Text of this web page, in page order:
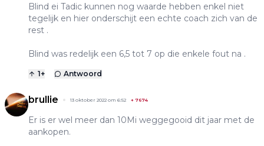
Blind ei Tadic kunnen nog waarde hebben enkel niet
tegelijk en hier onderschijt een echte coach zich van de
rest .
Blind was redelijk een 6,5 tot 7 op die enkele fout na .
1+ Antwoord
brullie 13 oktober 2022 om 6:52 + 7674
Er is er wel meer dan 10Mi weggegooid dit jaar met de
aankopen.